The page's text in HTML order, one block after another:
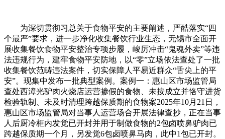
为深切贯彻习总关于食物平安的主要阐述，严酷落实“四
个最严”要求，进一步净化收集餐饮行业生态，无锡市全面开
展收集餐饮食物平安整治专项步履，峻厉冲击“鬼魂外卖”等违
法违规行为，建牢食物平安防地，以“零”立场依法查处了一批
收集餐饮范畴违法案件，切实保障人平易近群众“舌尖上的平
安”。现集中发布一批典型案例。案例一：惠山区市场监管局
查处西漳光驴肉火烧店运营掺假的食物、未按成立并恪守进货
检验轨制、未及时清理跨越保质期的食物案2025年10月21日，
惠山区市场监管局对当事人运营场合开展法律查抄，正在当事
人后厨冷柜内发觉已开封并用于制做食物的2包卤喷鼻驴肉已
跨越保质期一个月，另发觉6包卤喷鼻马肉，此中1包已开封。